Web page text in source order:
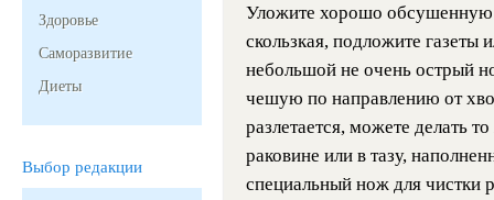
Здоровье
Саморазвитие
Диеты
Выбор редакции
Уложите хорошо обсушенную
скользкая, подложите
небольшой не очень острый
чешую по направлению от
разлетается, можете делать
раковине или в тазу,
специальный нож для чистки